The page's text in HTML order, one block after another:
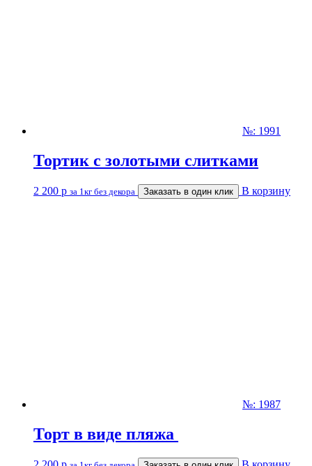
№: 1991
Тортик с золотыми слитками
2 200 р за 1кг без декора Заказать в один клик В корзину
№: 1987
Торт в виде пляжа